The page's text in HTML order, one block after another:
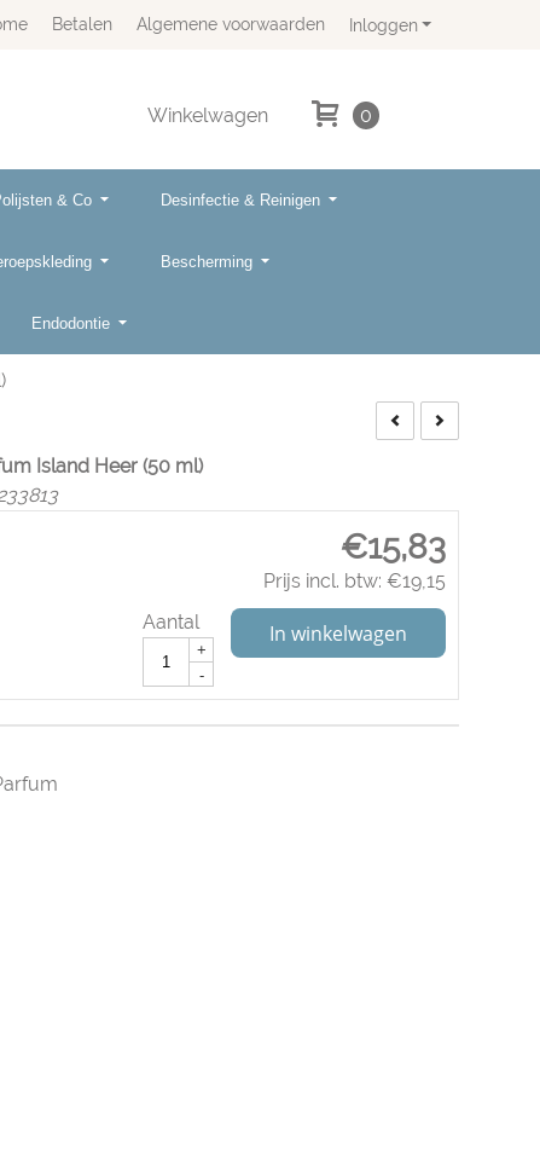
Inloggen
Betalen Algemene voorwaarden
Winkelwagen 0
& Co Desinfectie & Reinigen
Bescherming
Endodontie
Island Heer (50 ml)
€15,83
Prijs incl. btw: €19,15
Aantal
+
-
In winkelwagen